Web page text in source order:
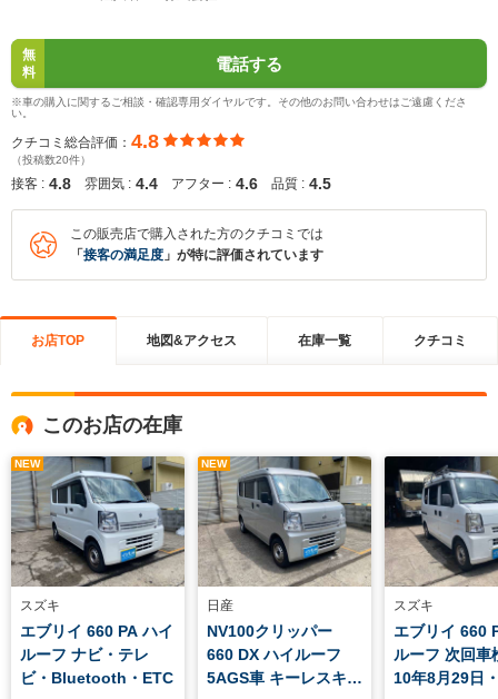
無
料
電話する
※車の購入に関するご相談・確認専用ダイヤルです。その他のお問い合わせはご遠慮くださ
い。
クチコミ総合評価： 4.8
（投稿数20件）
接客 : 4.8 雰囲気 : 4.4 アフター : 4.6 品質 : 4.5
この販売店で購入された方のクチコミでは
「 接客の満足度 」が特に評価されています
お店TOP 地図&アクセス 在庫一覧 クチコミ
このお店の在庫
NEW
スズキ
エブリイ 660 PA ハイ
ルーフ ナビ・テレ
ビ・Bluetooth・ETC
NEW
日産
NV100クリッパー
660 DX ハイルーフ
5AGS車 キーレスキ
スズキ
エブリイ 660
ルーフ 次回車
10年8月29日